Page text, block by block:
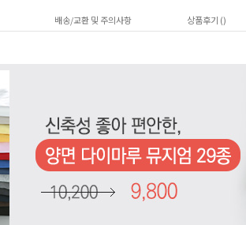
배송/교환 및 주의사항 상품후기 ()